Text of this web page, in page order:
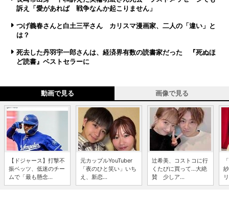
訴え「愛があれば 戦争なんか起こりません」
つげ義春さんと白土三平さん カリスマ漫画家、二人の「違い」と
は？
死去した丹羽宇一郎さんは、経済界有数の読書家だった 『死ぬほ
ど読書』ベストセラーに
動画で見る 画像で見る
【ドジャース】打撃不
振ベッツ、低迷のチー
ムで「最も懸念...
元カップルYouTuber
「夜のひと笑い」いち
え、新恋...
辻希美、コストコに行
くたびに買って...大絶
賛 少しア...